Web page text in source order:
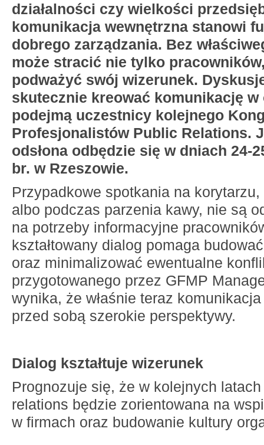
działalności czy wielkości
komunikacja wewnętrzna stanowi
dobrego zarządzania. Bez
może stracić nie tylko
podważyć swój wizerunek.
skutecznie kreować komunikację
podejmą uczestnicy kolejnego
Profesjonalistów Public Relations.
odsłona odbędzie się w dniach 24-
br. w Rzeszowie.
Przypadkowe spotkania na
albo podczas parzenia kawy, nie są
na potrzeby informacyjne
kształtowany dialog pomaga
oraz minimalizować ewentualne
przygotowanego przez GFMP
wynika, że właśnie teraz
przed sobą szerokie perspektywy.
Dialog kształtuje wizerunek
Prognozuje się, że w kolejnych
relations będzie zorientowana na
w firmach oraz budowanie kultury